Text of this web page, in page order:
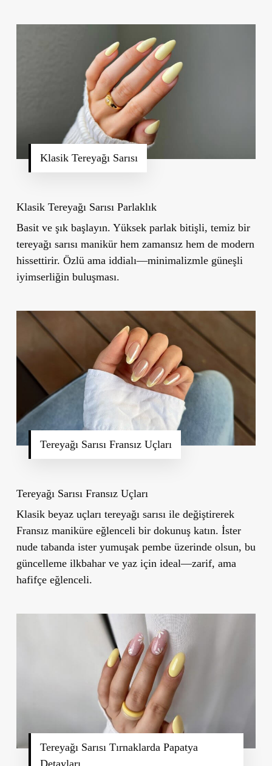
Klasik Tereyağı Sarısı
Klasik Tereyağı Sarısı Parlaklık
Basit ve şık başlayın. Yüksek parlak bitişli, temiz bir
tereyağı sarısı manikür hem zamansız hem de modern
hissettirir. Özlü ama iddialı—minimalizmle güneşli
iyimserliğin buluşması.
Tereyağı Sarısı Fransız Uçları
Tereyağı Sarısı Fransız Uçları
Klasik beyaz uçları tereyağı sarısı ile değiştirerek
Fransız maniküre eğlenceli bir dokunuş katın. İster
nude tabanda ister yumuşak pembe üzerinde olsun, bu
güncelleme ilkbahar ve yaz için ideal—zarif, ama
hafifçe eğlenceli.
Tereyağı Sarısı Tırnaklarda Papatya
Detayları